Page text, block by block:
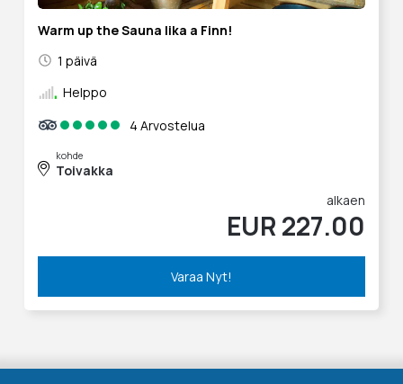
Warm up the Sauna lika a Finn!
1 päivä
Helppo
4 Arvostelua
kohde
Toivakka
alkaen
EUR 227.00
Varaa Nyt!